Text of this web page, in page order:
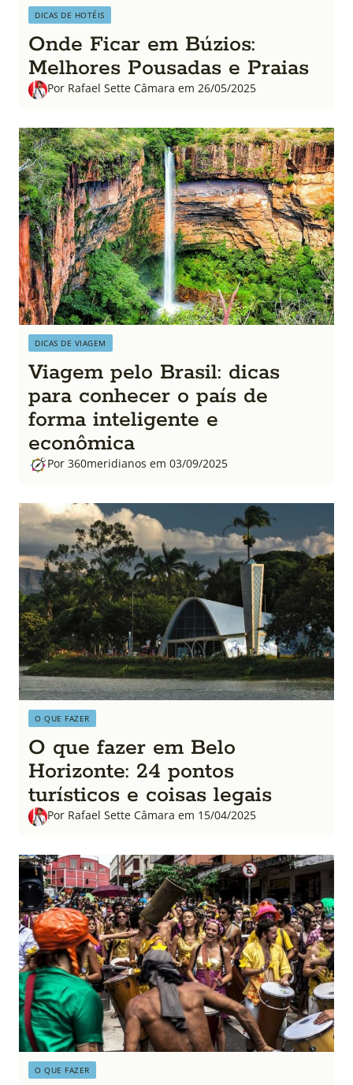
DICAS DE HOTÉIS
Onde Ficar em Búzios:
Melhores Pousadas e Praias
Por Rafael Sette Câmara em 26/05/2025
DICAS DE VIAGEM
Viagem pelo Brasil: dicas
para conhecer o país de
forma inteligente e
econômica
Por 360meridianos em 03/09/2025
O QUE FAZER
O que fazer em Belo
Horizonte: 24 pontos
turísticos e coisas legais
Por Rafael Sette Câmara em 15/04/2025
O QUE FAZER